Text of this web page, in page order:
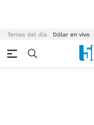
Temas del día Dólar en vivo